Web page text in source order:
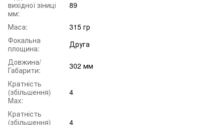
вихідної зіниці
мм:
89
Маса:
315 гр
Фокальна
площина:
Друга
Довжина/
Габарити:
302 мм
Кратність
(збільшення)
Max:
4
Кратність
(збільшення)
4